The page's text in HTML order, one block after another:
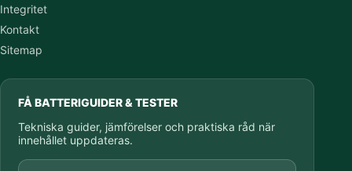
Integritet
Kontakt
Sitemap
FÅ BATTERIGUIDER & TESTER
Tekniska guider, jämförelser och praktiska råd när
innehållet uppdateras.
E-postadress